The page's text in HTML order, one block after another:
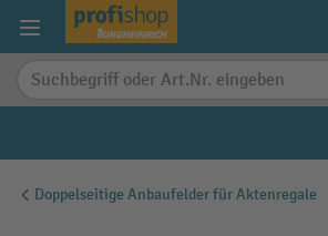
springen
Doppelseitige Anbaufelder für Aktenregale